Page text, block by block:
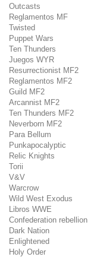
Outcasts
Reglamentos MF
Twisted
Puppet Wars
Ten Thunders
Juegos WYR
Resurrectionist MF2
Reglamentos MF2
Guild MF2
Arcannist MF2
Ten Thunders MF2
Neverborn MF2
Para Bellum
Punkapocalyptic
Relic Knights
Torii
V&V
Warcrow
Wild West Exodus
Libros WWE
Confederation rebellion
Dark Nation
Enlightened
Holy Order